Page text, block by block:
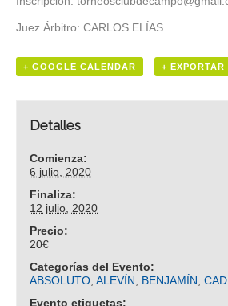
Juez Árbitro: CARLOS ELÍAS
+ GOOGLE CALENDAR + EXPORTAR
Detalles
Comienza:
6 julio, 2020
Finaliza:
12 julio, 2020
Precio:
20€
Categorías del Evento:
ABSOLUTO,ALEVÍN, BENJAMÍN,
Evento etiquetas: